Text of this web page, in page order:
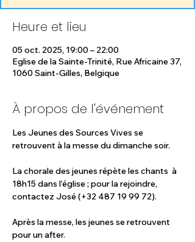
Heure et lieu
05 oct. 2025, 19:00 – 22:00
Eglise de la Sainte-Trinité, Rue Africaine 37,
1060 Saint-Gilles, Belgique
À propos de l'événement
Les Jeunes des Sources Vives se
retrouvent à la messe du dimanche soir.
La chorale des jeunes répète les chants  à
18h15 dans l’église ; pour la rejoindre,
contactez José (+32 487 19 99 72).
Après la messe, les jeunes se retrouvent
pour un after.